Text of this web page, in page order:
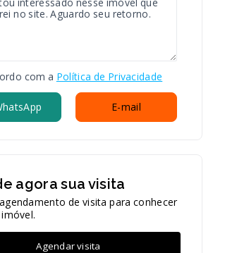
com a Política de Privacidade
E-mail
agora sua visita
de visita para conhecer
Agendar visita